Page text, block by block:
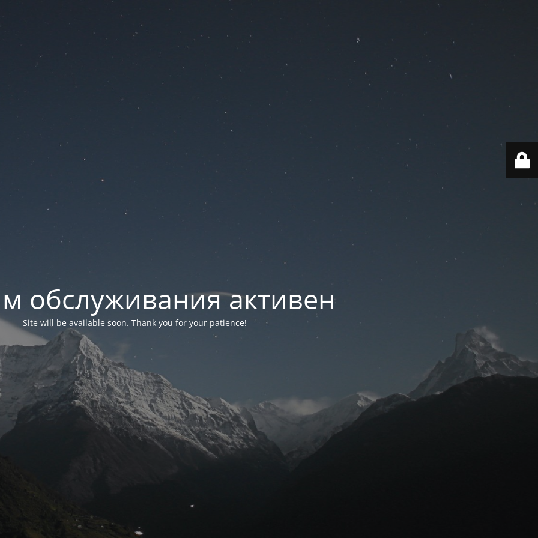
обслуживания активен
Site will be available soon. Thank you for your patience!